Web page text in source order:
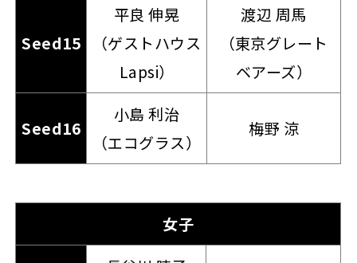
Seed15
平良 伸晃
（ゲストハウス
Lapsi）
渡辺 周馬
（東京グレート
ベアーズ）
Seed16
小島 利治
（エコグラス）
梅野 涼
女子